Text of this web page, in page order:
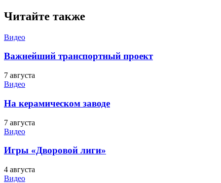
Читайте также
Видео
Важнейший транспортный проект
7 августа
Видео
На керамическом заводе
7 августа
Видео
Игры «Дворовой лиги»
4 августа
Видео